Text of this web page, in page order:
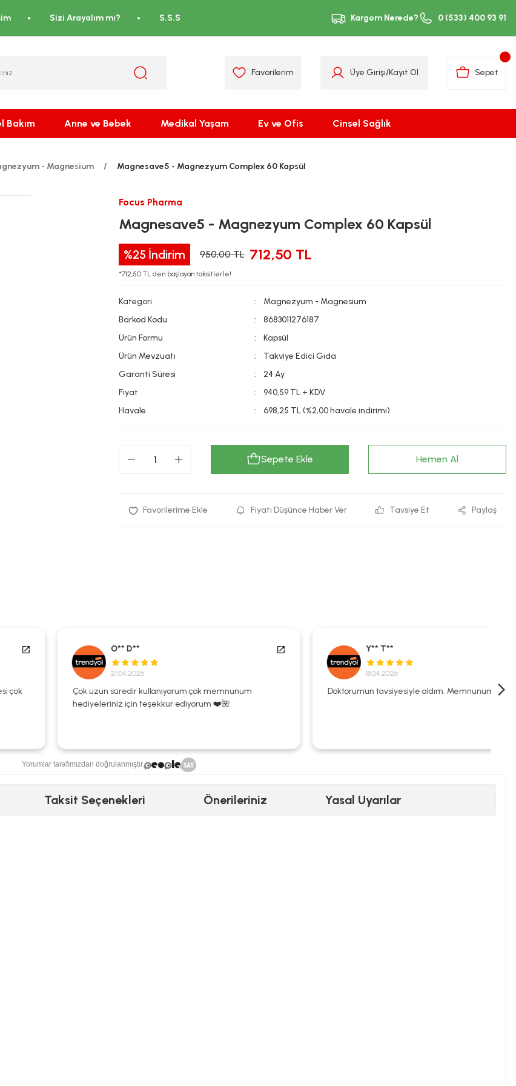
Sizi Arayalım mı? S.S.S Kargom Nerede? 0 (533) 400 93 91
Favorilerim Üye Girişi/Kayıt Ol Sepet
Bakım Anne ve Bebek Medikal Yaşam Ev ve Ofis Cinsel Sağlık
- Magnesium Magnesave5 - Magnezyum Complex 60 Kapsül
Focus Pharma
Magnesave5 - Magnezyum Complex 60 Kapsül
%25 İndirim 950,00 TL 712,50 TL
*712,50 TL den başlayan taksitlerle!
Kategori
Magnezyum - Magnesium
Barkod Kodu
8683011276187
Ürün Formu
Kapsül
Ürün Mevzuatı
Takviye Edici Gıda
Garanti Süresi
24 Ay
Fiyat
940,59 TL + KDV
Havale
698,25 TL (%2,00 havale indirimi)
Sepete Ekle Hemen Al
Fiyatı Düşünce Haber Ver Tavsiye Et Paylaş
21.04.2026
Çok uzun süredir kullanıyorum çok memnunum
hediyeleriniz için teşekkür ediyorum ❤️🌺
Doktorumun tavsiyesiyle aldım. Memnunum.
Yorumlar tarafımızdan doğrulanmıştır.
Taksit Seçenekleri Önerileriniz Yasal Uyarılar